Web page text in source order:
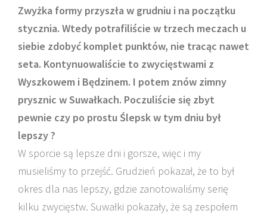
Zwyżka formy przyszła w grudniu i na początku
stycznia. Wtedy potrafiliście w trzech meczach u
siebie zdobyć komplet punktów, nie tracąc nawet
seta. Kontynuowaliście to zwycięstwami z
Wyszkowem i Będzinem. I potem znów zimny
prysznic w Suwałkach. Poczuliście się zbyt
pewnie czy po prostu Ślepsk w tym dniu był
lepszy ?
W sporcie są lepsze dni i gorsze, więc i my
musieliśmy to przejść. Grudzień pokazał, że to był
okres dla nas lepszy, gdzie zanotowaliśmy serię
kilku zwycięstw. Suwałki pokazały, że są zespołem